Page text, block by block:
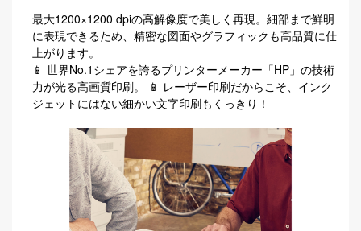
最大1200×1200 dpiの高解像度で美しく再現。細部まで鮮明
に表現できるため、精密な図面やグラフィックも高品質に仕
上がります。
📱 世界No.1シェアを誇るプリンターメーカー「HP」の技術
力が光る高画質印刷。 📱 レーザー印刷だからこそ、インク
ジェットにはない細かい文字印刷もくっきり！